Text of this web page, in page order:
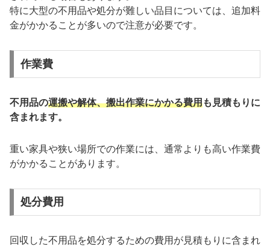
特に大型の不用品や処分が難しい品目については、追加料
金がかかることが多いので注意が必要です。
作業費
不用品の運搬や解体、搬出作業にかかる費用も見積もりに
含まれます。
重い家具や狭い場所での作業には、通常よりも高い作業費
がかかることがあります。
処分費用
回収した不用品を処分するための費用が見積もりに含まれ